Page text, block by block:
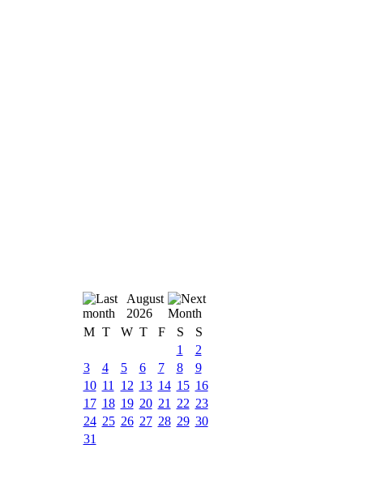
August
2026
M T W T F S
S
1
2
3
4 5 6 7 8
9
10 11 12 13 14 15 16
17 18 19 20 21 22 23
24 25 26 27 28 29 30
31